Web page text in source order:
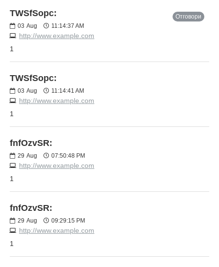
TWSfSopc:
03 Aug 11:14:37 AM
http://www.example.com
Отговори
1
TWSfSopc:
03 Aug 11:14:41 AM
http://www.example.com
1
fnfOzvSR:
29 Aug 07:50:48 PM
http://www.example.com
1
fnfOzvSR:
29 Aug 09:29:15 PM
http://www.example.com
1